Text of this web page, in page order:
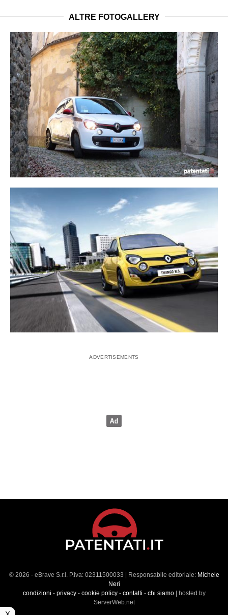
ALTRE FOTOGALLERY
© 2026 - eBrave S.r.l. P.iva: 02311500033 | Responsabile editoriale: Michele
Neri
condizioni - privacy- cookie policy- contatti - chi siamo| hosted by
ServerWeb.net